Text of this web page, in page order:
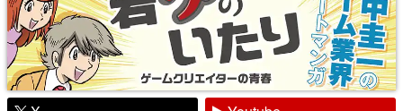
X
Youtube
Discord
RSS